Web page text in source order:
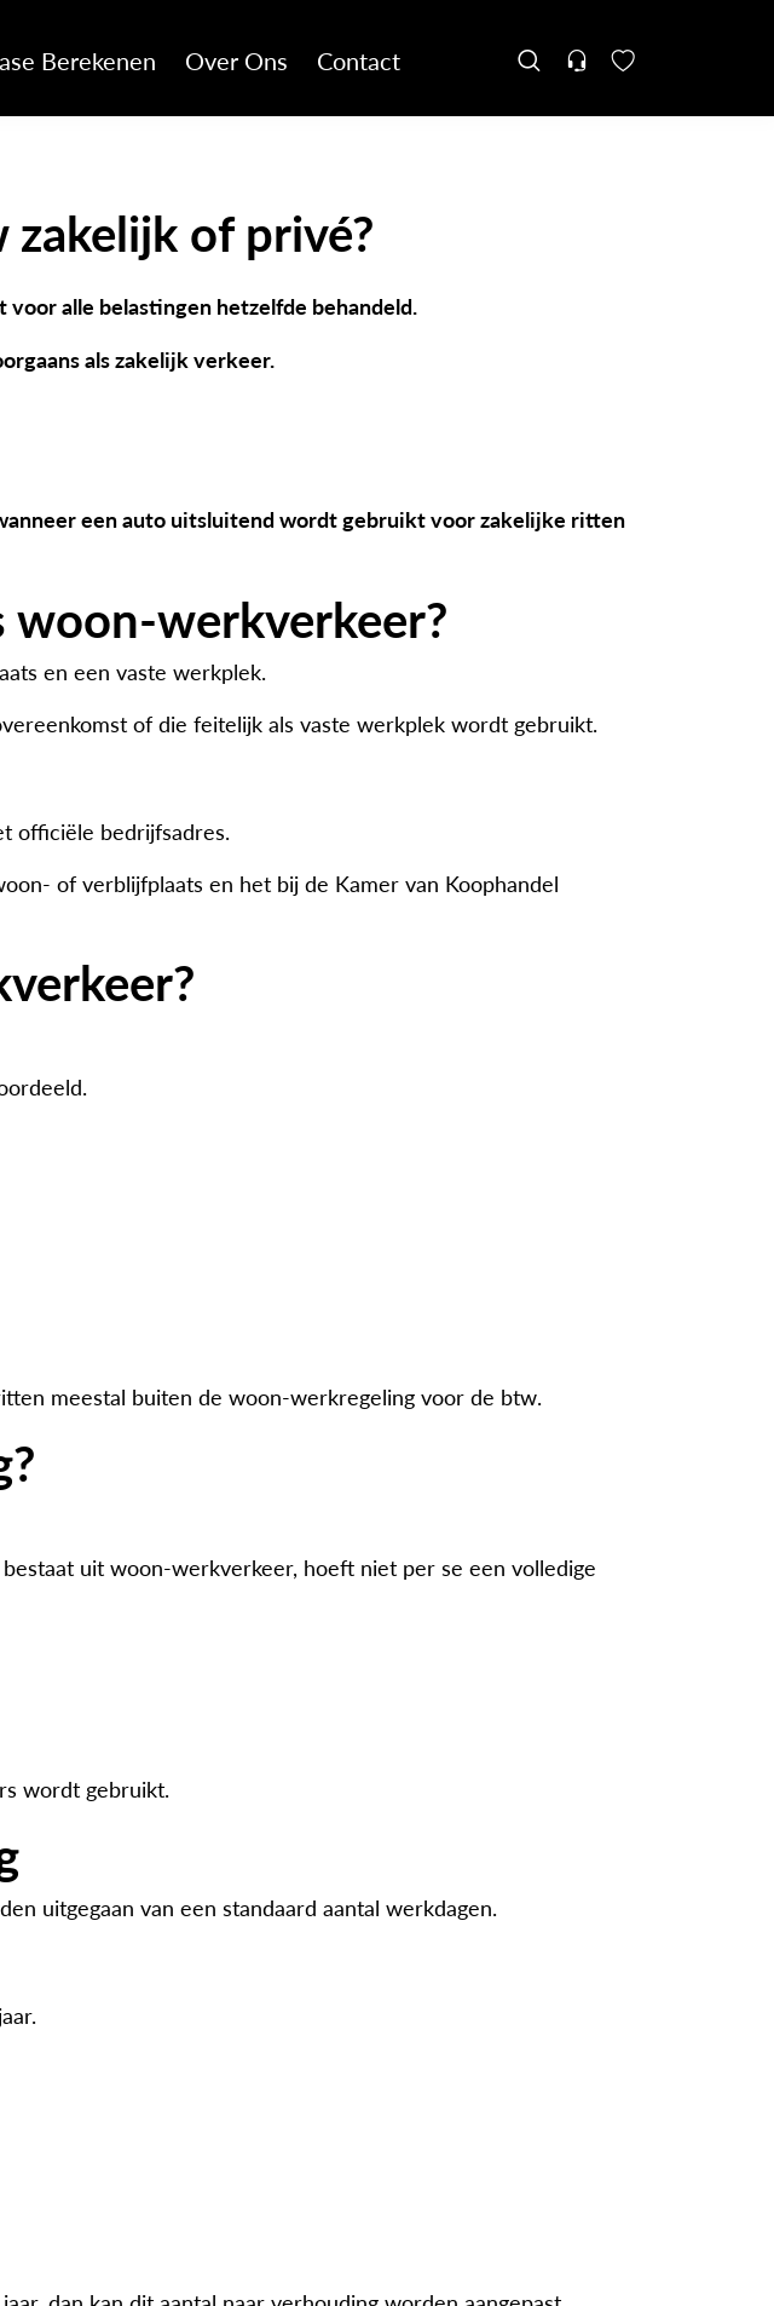
Berekenen Over Ons Contact
of privé?
alle belastingen hetzelfde behandeld.
als zakelijk verkeer.
een auto uitsluitend wordt gebruikt voor zakelijke ritten
werkverkeer?
en een vaste werkplek.
of die feitelijk als vaste werkplek wordt gebruikt.
officiële bedrijfsadres.
of verblijfplaats en het bij de Kamer van Koophandel
meestal buiten de woon-werkregeling voor de btw.
uit woon-werkverkeer, hoeft niet per se een volledige
wordt gebruikt.
uitgegaan van een standaard aantal werkdagen.